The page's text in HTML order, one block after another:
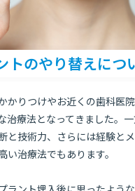
トのやり替えにつ
かりつけやお近くの歯科医
治療法となってきました。
と技術力、さらには経験と
い治療法でもあります。